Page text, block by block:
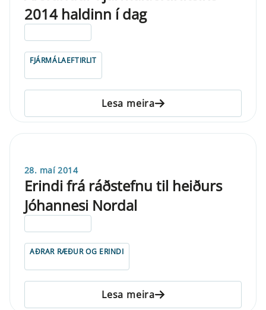
2014 haldinn í dag
FJÁRMÁLAEFTIRLIT
Lesa meira
28. maí 2014
Erindi frá ráðstefnu til heiðurs
Jóhannesi Nordal
AÐRAR RÆÐUR OG ERINDI
Lesa meira